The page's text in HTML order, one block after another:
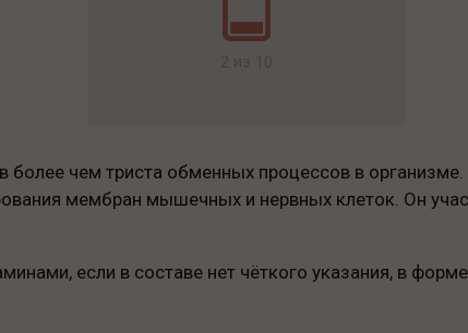
чем триста обменных процессов в
мембран мышечных и нервных клеток. Он
если в составе нет чёткого указания, в